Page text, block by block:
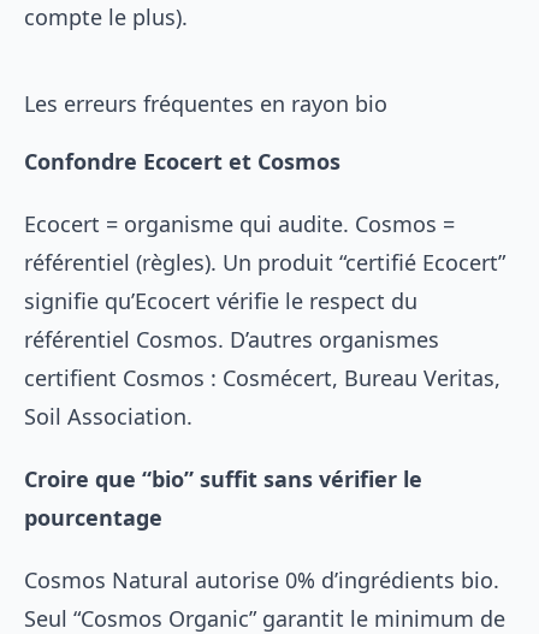
compte le plus).
Les erreurs fréquentes en rayon bio
Confondre Ecocert et Cosmos
Ecocert = organisme qui audite. Cosmos =
référentiel (règles). Un produit “certifié Ecocert”
signifie qu’Ecocert vérifie le respect du
référentiel Cosmos. D’autres organismes
certifient Cosmos : Cosmécert, Bureau Veritas,
Soil Association.
Croire que “bio” suffit sans vérifier le
pourcentage
Cosmos Natural autorise 0% d’ingrédients bio.
Seul “Cosmos Organic” garantit le minimum de